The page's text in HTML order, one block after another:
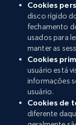
Cookies
disco rígido
fechamento
usados para
manter as
Cookies
usuário está
informações
usuário.
Cookies de
diferente